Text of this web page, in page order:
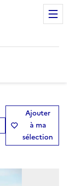
Ajouter
à ma
sélection